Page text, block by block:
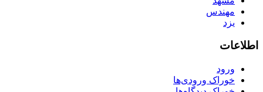
مهندس
یزد
اطلاعات
ورود
خوراک ورودی‌ها